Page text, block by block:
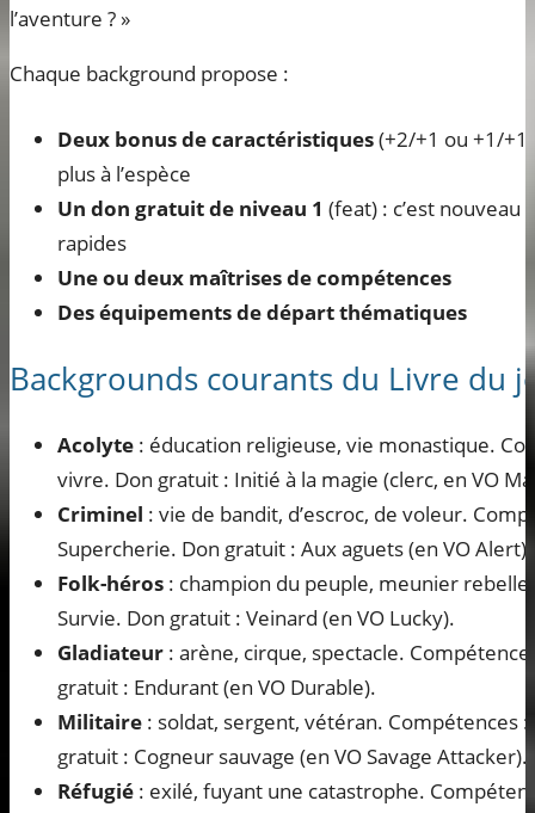
l’aventure ? »
Chaque background propose :
Deux bonus de caractéristiques(+2/+1 ou +1/+1/
plus à l’espèce
Un don gratuit de niveau 1 (feat) : c’est nouveau
rapides
Une ou deux maîtrises de compétences
Des équipements de départ thématiques
Backgrounds courants du Livre du
Acolyte : éducation religieuse, vie monastique.
vivre. Don gratuit : Initié à la magie (clerc, en VO
Criminel : vie de bandit, d’escroc, de voleur.
Supercherie. Don gratuit : Aux aguets (en VO Alert).
Folk-héros : champion du peuple, meunier
Survie. Don gratuit : Veinard (en VO Lucky).
Gladiateur : arène, cirque, spectacle.
gratuit : Endurant (en VO Durable).
Militaire : soldat, sergent, vétéran. Compétences
gratuit : Cogneur sauvage (en VO Savage Attacker).
Réfugié : exilé, fuyant une catastrophe.